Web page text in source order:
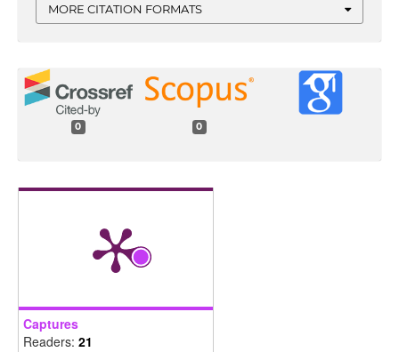
MORE CITATION FORMATS
0 0
Captures
Readers: 21